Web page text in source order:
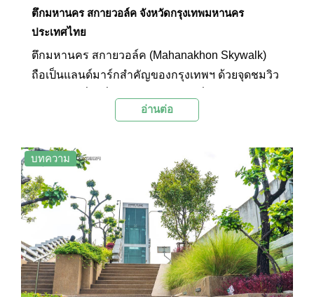
ตึกมหานคร สกายวอล์ค จังหวัดกรุงเทพมหานคร
ประเทศไทย
ตึกมหานคร สกายวอล์ค (Mahanakhon Skywalk)
ถือเป็นแลนด์มาร์กสำคัญของกรุงเทพฯ ด้วยจุดชมวิว
คือพื้นกระจกที่ใหญ่ที่สุดในโลก บนความสูงจากชั้น
ใจของเมืองหลวงประหนึ่งไร้เส้นขอบฟ้ากางกั้น
อ่านต่อ
บทความ